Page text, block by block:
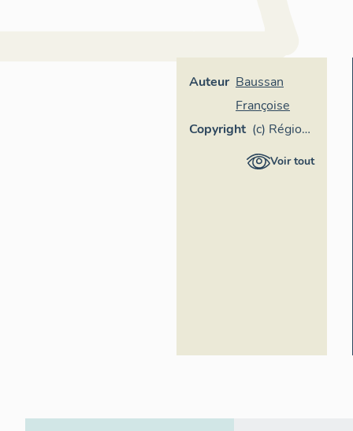
Auteur Baussan
Françoise
Copyright (c) Région
Provence-
Voir tout